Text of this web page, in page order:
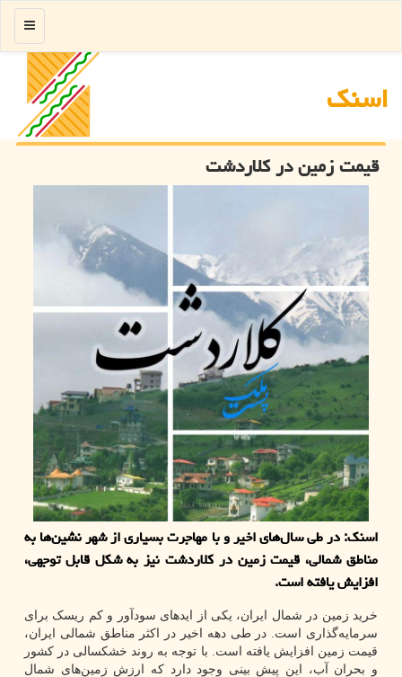
اسنك
منو
قیمت زمین در کلاردشت
اسنک: در طی سال‌های اخیر و با مهاجرت بسیاری از شهر نشین‌ها به
مناطق شمالی، قیمت زمین در کلاردشت نیز به شکل قابل توجهی،
افزایش یافته است.
خرید زمین در شمال ایران، یکی از اید‌های سودآور و کم ریسک برای
سرمایه‌گذاری است. در طی دهه اخیر در اکثر مناطق شمالی ایران،
قیمت زمین افزایش یافته است. با توجه به روند خشکسالی در کشور
و بحران آب، این پیش بینی وجود دارد که ارزش زمین‌های شمال